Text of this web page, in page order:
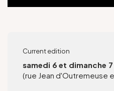
EN NL DE
Current edition
samedi 6 et dimanche
(rue Jean d'Outremeuse